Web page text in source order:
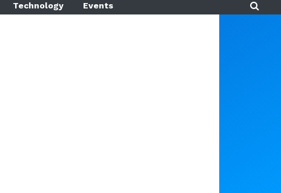
Technology Events